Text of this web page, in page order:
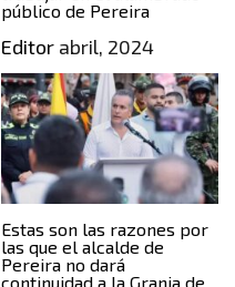
público de Pereira
Editorabril, 2024
Estas son las razones por
las que el alcalde de
Pereira no dará
continuidad a la Granja de